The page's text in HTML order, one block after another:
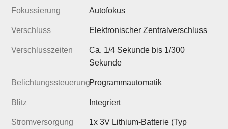
Fokussierung Autofokus
Verschluss Elektronischer Zentralverschluss
Verschlusszeiten
Ca. 1/4 Sekunde bis 1/300
Sekunde
BelichtungssteuerungProgrammautomatik
Blitz Integriert
Stromversorgung
1x 3V Lithium-Batterie (Typ